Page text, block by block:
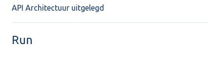
API Architectuur uitgelegd
Run